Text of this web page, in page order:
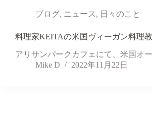
ブログ, ニュース , 日々のこと
料理家KEITAの米国ヴィーガン料理
アリサンパークカフェにて、米国オ
Mike D
2022年11月22日